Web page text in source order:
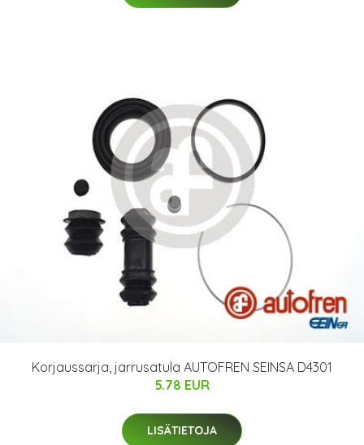
Korjaussarja, jarrusatula AUTOFREN SEINSA D4301
5.78 EUR
LISÄTIETOJA